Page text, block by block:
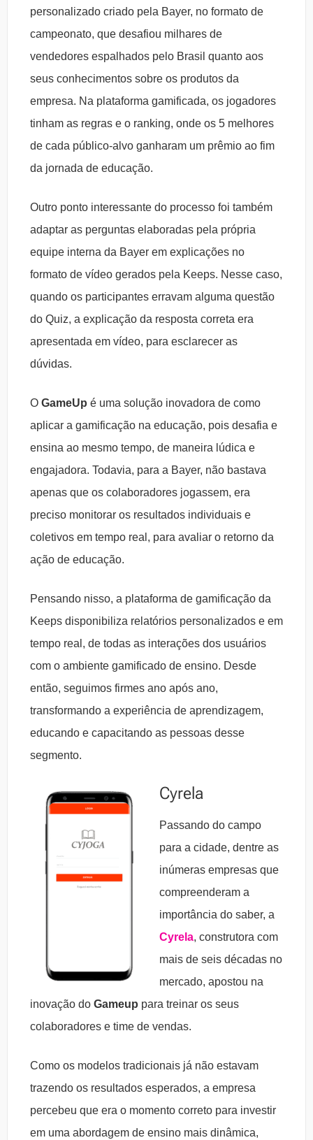
personalizado criado pela Bayer, no formato de
campeonato, que desafiou milhares de
vendedores espalhados pelo Brasil quanto aos
seus conhecimentos sobre os produtos da
empresa. Na plataforma gamificada, os jogadores
tinham as regras e o ranking, onde os 5 melhores
de cada público-alvo ganharam um prêmio ao fim
da jornada de educação.
Outro ponto interessante do processo foi também
adaptar as perguntas elaboradas pela própria
equipe interna da Bayer em explicações no
formato de vídeo gerados pela Keeps. Nesse caso,
quando os participantes erravam alguma questão
do Quiz, a explicação da resposta correta era
apresentada em vídeo, para esclarecer as
dúvidas.
O GameUp é uma solução inovadora de como
aplicar a gamificação na educação, pois desafia e
ensina ao mesmo tempo, de maneira lúdica e
engajadora. Todavia, para a Bayer, não bastava
apenas que os colaboradores jogassem, era
preciso monitorar os resultados individuais e
coletivos em tempo real, para avaliar o retorno da
ação de educação.
Pensando nisso, a plataforma de gamificação da
Keeps disponibiliza relatórios personalizados e em
tempo real, de todas as interações dos usuários
com o ambiente gamificado de ensino. Desde
então, seguimos firmes ano após ano,
transformando a experiência de aprendizagem,
educando e capacitando as pessoas desse
segmento.
Cyrela
Passando do campo
para a cidade, dentre as
inúmeras empresas que
compreenderam a
importância do saber, a
Cyrela, construtora com
mais de seis décadas no
mercado, apostou na
inovação do Gameup para treinar os seus
colaboradores e time de vendas.
Como os modelos tradicionais já não estavam
trazendo os resultados esperados, a empresa
percebeu que era o momento correto para investir
em uma abordagem de ensino mais dinâmica,